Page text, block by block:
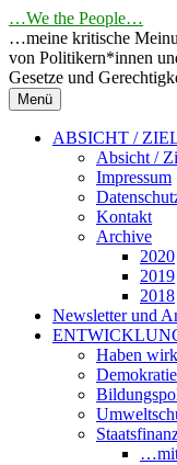
Springe
zum
Inhalt
…We the People…
…meine kritische
von Politikern*innen
Gesetze und
Menü
ABSICHT /
Absicht /
Impressum
Kontakt
Archive
2020
2019
2018
Newsletter und
Haben
…mit